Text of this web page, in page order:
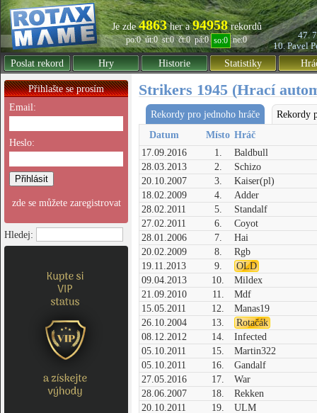
Je zde4863her a94958rekordů
po:0 út:0 st:0 čt:0 pá:0 so:0 ne:0
47.
10. Pavel
Poslat rekord
Hry Historie Statistiky
Přihlašte se prosím
Email:
Heslo:
zde se můžete zaregistrovat
Hledej:
Strikers 1945 (Hrací
Rekordy pro jednoho hráče
Rekordy
Datum
Místo Hráč
17.09.2016
1.
Baldbull
28.03.2013
2.
Schizo
20.10.2007
3.
Kaiser(pl)
18.02.2009
4.
Adder
28.02.2011
5.
Standalf
27.02.2011
6.
Coyot
28.01.2006
7.
Hai
20.02.2009
8.
Rgb
19.11.2013
9.
OLD
09.04.2013
10.
Mildex
21.09.2010
11.
Mdf
15.05.2011
12.
Manas19
26.10.2004
13.
Rotačák
08.12.2012
14.
Infected
05.10.2011
15.
Martin322
05.10.2011
16.
Gandalf
27.05.2016
17.
War
28.06.2007
18.
Rekken
20.10.2011
19.
ULM